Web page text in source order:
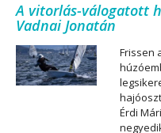
A vitorlás-válogatott
Vadnai Jonatán
Frissen
Érdi